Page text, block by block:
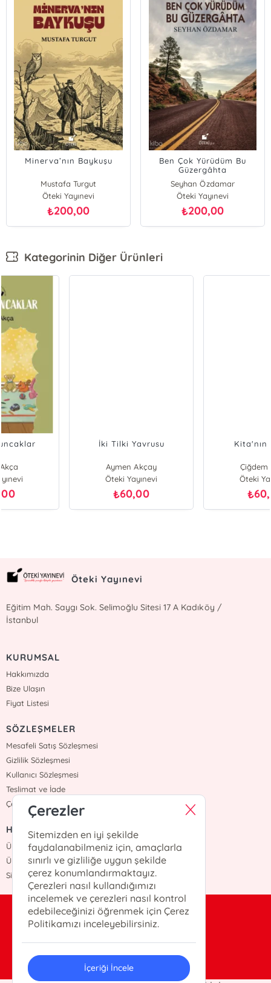
Minerva’nın Baykuşu
Mustafa Turgut
Öteki Yayınevi
₺200,00
Ben Çok Yürüdüm Bu
Güzergâhta
Seyhan Özdamar
Öteki Yayınevi
₺200,00
Kategorinin Diğer Ürünleri
İki Tilki Yavrusu
Öteki Yayınevi
Eğitim Mah. Saygı Sok. Selimoğlu Sitesi 17 A Kadıköy /
İstanbul
KURUMSAL
Hakkımızda
Bize Ulaşın
Fiyat Listesi
SÖZLEŞMELER
Mesafeli Satış Sözleşmesi
Gizlilik Sözleşmesi
Kullanıcı Sözleşmesi
Teslimat ve İade
Çerez Politikasi
HIZLI ERİŞİM
Üye Ol
Üye Giriş
Sipariş Takip
bilgi@otekiyayinevi.com
0(216)-405-25-22
Çerezler
Sitemizden en iyi şekilde
faydalanabilmeniz için, amaçlarla
sınırlı ve gizliliğe uygun şekilde
çerez konumlandırmaktayız.
Çerezleri nasıl kullandığımızı
incelemek ve çerezleri nasıl kontrol
edebileceğinizi öğrenmek için Çerez
Politikamızı inceleyebilirsiniz.
İçeriği İncele